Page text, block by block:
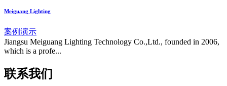
Meiguang Lighting
案例演示
Jiangsu Meiguang Lighting Technology Co.,Ltd., founded in 2006,
which is a profe...
联系我们